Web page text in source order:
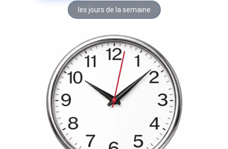
les jours de la semaine